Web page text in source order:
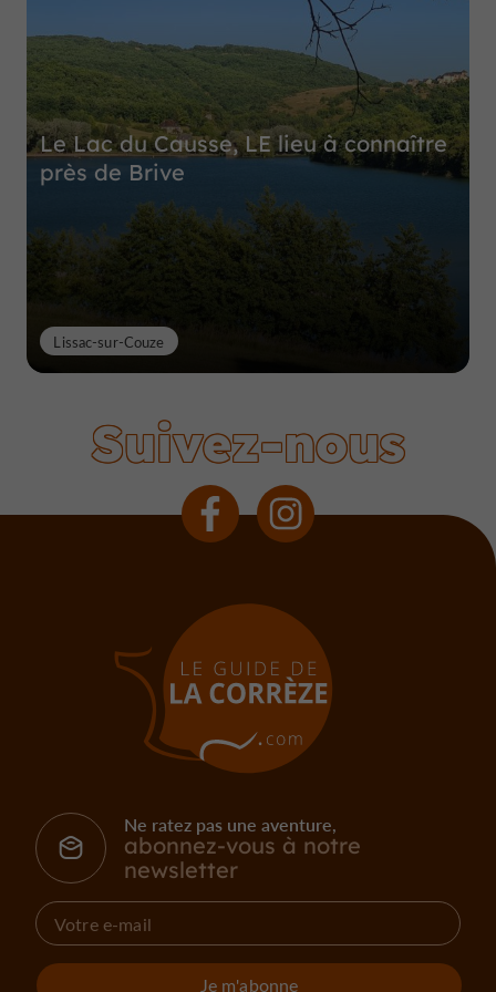
Le Lac du Causse, LE lieu à connaître
près de Brive
Lissac-sur-Couze
Suivez-nous
Ne ratez pas une aventure,
abonnez-vous à notre
newsletter
Je m'abonne